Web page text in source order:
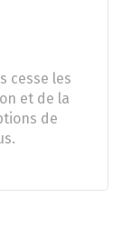
cesse les
et de la
de